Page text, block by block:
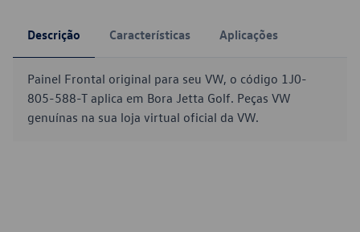
Descrição Características Aplicações
Painel Frontal original para seu VW, o código 1J0-
805-588-T aplica em Bora Jetta Golf. Peças VW
genuínas na sua loja virtual oficial da VW.